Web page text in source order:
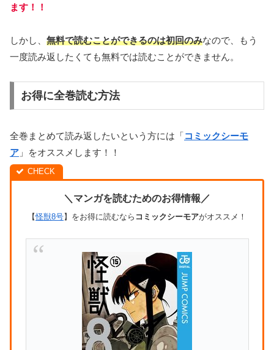
ます！！
しかし、 無料で読むことができるのは初回のみなので、もう
一度読み返したくても無料では読むことができません。
お得に全巻読む方法
全巻まとめて読み返したいという方には「コミックシーモ
ア 」をオススメします！！
＼マンガを読むためのお得情報／
【怪獣8号】をお得に読むなら コミックシーモアがオススメ！